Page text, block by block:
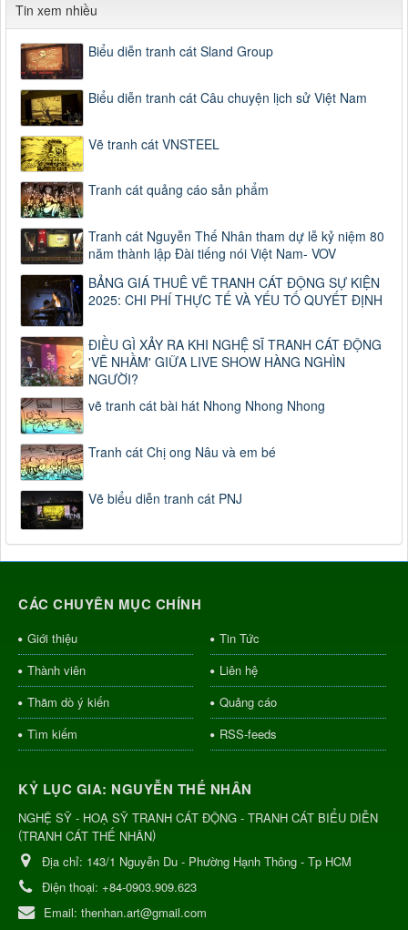
Tin xem nhiều
Biểu diễn tranh cát Sland Group
Biểu diễn tranh cát Câu chuyện lịch sử Việt Nam
Vẽ tranh cát VNSTEEL
Tranh cát quảng cáo sản phẩm
Tranh cát Nguyễn Thế Nhân tham dự lễ kỷ niệm 80
năm thành lập Đài tiếng nói Việt Nam- VOV
BẢNG GIÁ THUÊ VẼ TRANH CÁT ĐỘNG SỰ KIỆN
2025: CHI PHÍ THỰC TẾ VÀ YẾU TỐ QUYẾT ĐỊNH
ĐIỀU GÌ XẢY RA KHI NGHỆ SĨ TRANH CÁT ĐỘNG
'VẼ NHẦM' GIỮA LIVE SHOW HÀNG NGHÌN
NGƯỜI?
vẽ tranh cát bài hát Nhong Nhong Nhong
Tranh cát Chị ong Nâu và em bé
Vẽ biểu diễn tranh cát PNJ
CÁC CHUYÊN MỤC CHÍNH
Giới thiệu
Tin Tức
Thành viên
Liên hệ
Thăm dò ý kiến
Quảng cáo
Tìm kiếm
RSS-feeds
KỶ LỤC GIA: NGUYỄN THẾ NHÂN
NGHỆ SỸ - HOẠ SỸ TRANH CÁT ĐỘNG - TRANH CÁT BIỂU DIỄN
(TRANH CÁT THẾ NHÂN)
Địa chỉ: 143/1 Nguyễn Du - Phường Hạnh Thông - Tp HCM
Điện thoại: +84-0903.909.623
Email: thenhan.art@gmail.com